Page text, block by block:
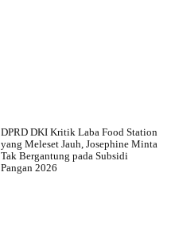
DPRD DKI Kritik Laba Food Station
yang Meleset Jauh, Josephine Minta
Tak Bergantung pada Subsidi
Pangan 2026